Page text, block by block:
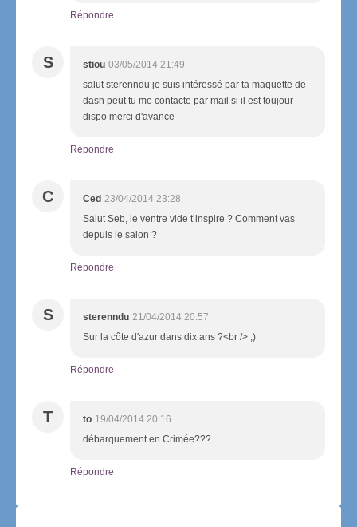
Répondre
S stiou 03/05/2014 21:49
salut sterenndu je suis intéressé par ta maquette de
dash peut tu me contacte par mail si il est toujour
dispo merci d'avance
Répondre
C Ced 23/04/2014 23:28
Salut Seb, le ventre vide t’inspire ? Comment vas
depuis le salon ?
Répondre
S sterenndu 21/04/2014 20:57
Sur la côte d'azur dans dix ans ?<br /> ;)
Répondre
T to 19/04/2014 20:16
débarquement en Crimée???
Répondre